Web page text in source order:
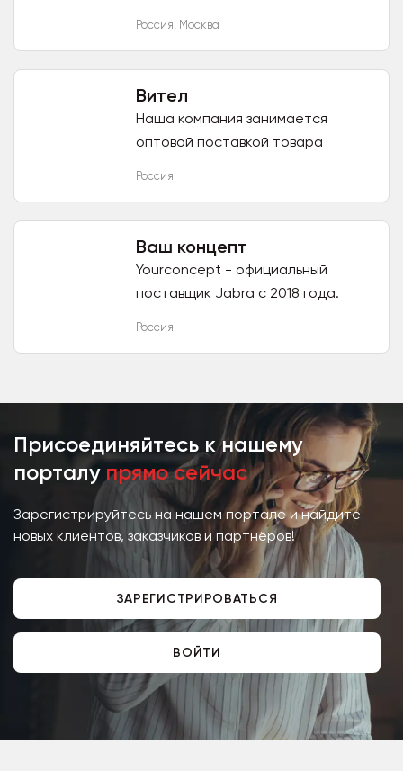
Россия, Москва
Вител
Наша компания занимается
оптовой поставкой товара
Россия
Ваш концепт
Yourconcept - официальный
поставщик Jabra с 2018 года.
Россия
Присоединяйтесь к нашему
порталу прямо сейчас
Зарегистрируйтесь на нашем портале и найдите
новых клиентов, заказчиков и партнёров!
ЗАРЕГИСТРИРОВАТЬСЯ
ВОЙТИ